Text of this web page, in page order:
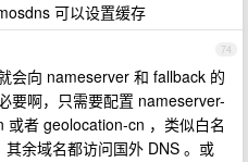
可以设置缓存
74
会向 nameserver 和 fallback 的
要啊，只需要配置 nameserver-
者 geolocation-cn ，类似白名
余域名都访问国外 DNS 。或